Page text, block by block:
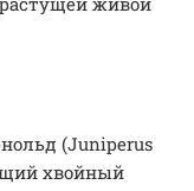
(Juniperus
хвойный